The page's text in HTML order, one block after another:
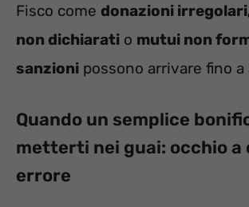
Fisco come donazioni
non dichiarati o mutui non
sanzioni possono arrivare fino a
Quando un semplice
metterti nei guai: occhio a
errore